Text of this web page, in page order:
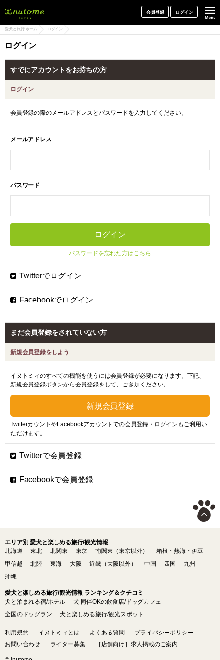
会員登録 ログイン
愛犬と旅行 ホーム ログイン
ログイン
すでにアカウントをお持ちの方
ログイン
会員登録の際のメールアドレスとパスワードを入力してください。
メールアドレス
パスワード
パスワードを忘れた方はこちら
まだ会員登録をされていない方
新規会員登録をしよう
イヌトミィのすべての機能を使うには会員登録が必要になります。下記、
新規会員登録ボタンから会員登録をして、ご参加ください。
TwitterカウントやFacebookアカウントでの会員登録・ログインもご利用い
ただけます。
エリア別 愛犬と楽しめる旅行/観光情報
北海道
東北 北関東 東京 南関東（東京以外）
箱根・熱海・伊豆
甲信越
北陸 東海 大阪 近畿（大阪以外） 中国 四国
九州
沖縄
愛犬と楽しめる旅行/観光情報 ランキング＆クチコミ
犬と泊まれる宿/ホテル
犬 同伴OKの飲食店/ドッグカフェ
全国のドッグラン
犬と楽しめる旅行/観光スポット
利用規約 イヌトミィとは よくある質問
プライバシーポリシー
お問い合わせ
ライター募集 ［店舗向け］求人掲載のご案内